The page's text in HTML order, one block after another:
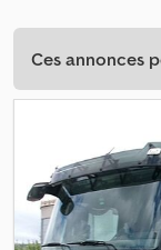
Ces annonces